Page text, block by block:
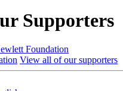
Supporters
View all of our supporters